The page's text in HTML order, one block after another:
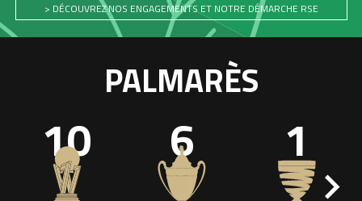
> DÉCOUVREZ NOS ENGAGEMENTS ET NOTRE DÉMARCHE RSE
PALMARÈS
10 6 1